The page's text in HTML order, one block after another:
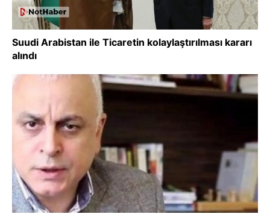
Suudi Arabistan ile Ticaretin kolaylaştırılması kararı
alındı